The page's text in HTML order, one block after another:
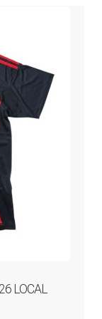
LOCAL